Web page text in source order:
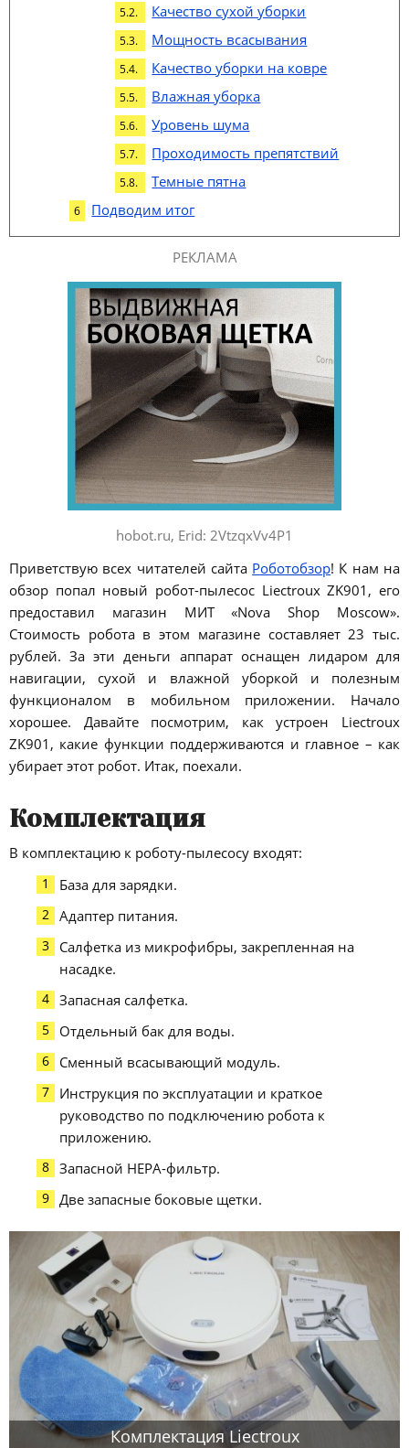
Качество сухой уборки
Мощность всасывания
Качество уборки на ковре
Влажная уборка
Уровень шума
Проходимость препятствий
Темные пятна
Подводим итог
РЕКЛАМА
hobot.ru, Erid: 2VtzqxVv4P1
Приветствую всех читателей сайта Роботобзор! К нам на
обзор попал новый робот-пылесос Liectroux ZK901, его
предоставил магазин МИТ «Nova Shop Moscow».
Стоимость робота в этом магазине составляет 23 тыс.
рублей. За эти деньги аппарат оснащен лидаром для
навигации, сухой и влажной уборкой и полезным
функционалом в мобильном приложении. Начало
хорошее. Давайте посмотрим, как устроен Liectroux
ZK901, какие функции поддерживаются и главное – как
убирает этот робот. Итак, поехали.
Комплектация
В комплектацию к роботу-пылесосу входят:
База для зарядки.
Адаптер питания.
Салфетка из микрофибры, закрепленная на
насадке.
Запасная салфетка.
Отдельный бак для воды.
Сменный всасывающий модуль.
Инструкция по эксплуатации и краткое
руководство по подключению робота к
приложению.
Запасной HEPA-фильтр.
Две запасные боковые щетки.
Комплектация Liectroux